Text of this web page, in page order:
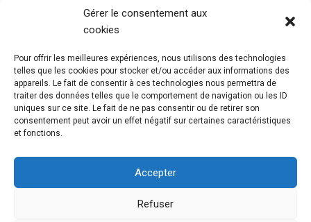
Gérer le consentement aux
cookies
Pour offrir les meilleures expériences, nous utilisons des technologies
telles que les cookies pour stocker et/ou accéder aux informations des
appareils. Le fait de consentir à ces technologies nous permettra de
traiter des données telles que le comportement de navigation ou les ID
uniques sur ce site. Le fait de ne pas consentir ou de retirer son
consentement peut avoir un effet négatif sur certaines caractéristiques
et fonctions.
Accepter
Refuser